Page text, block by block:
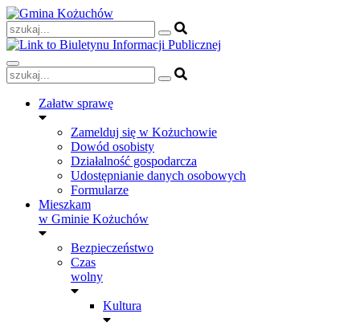
Skip
to
content
Załatw sprawę
Zamelduj się w Kożuchowie
Dowód osobisty
Działalność gospodarcza
Udostępnianie danych osobowych
Formularze
Mieszkam
w Gminie Kożuchów
Bezpieczeństwo
Czas
wolny
Kultura